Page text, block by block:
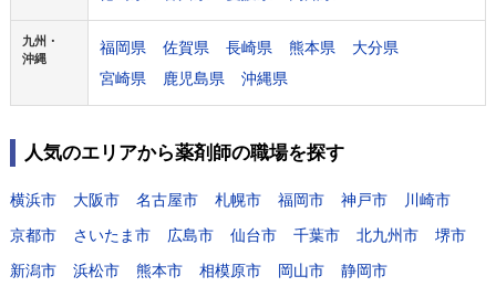
九州・
沖縄
福岡県 佐賀県 長崎県 熊本県
大分県
宮崎県
鹿児島県 沖縄県
人気のエリアから薬剤師の職場を探す
横浜市 大阪市 名古屋市 札幌市 福岡市 神戸市
川崎市
京都市
さいたま市 広島市 仙台市 千葉市 北九州市
堺市
新潟市
浜松市 熊本市 相模原市 岡山市 静岡市